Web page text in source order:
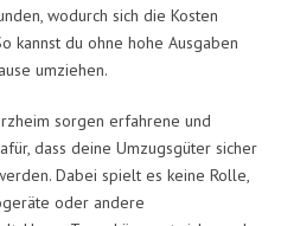
wodurch sich die Kosten
kannst du ohne hohe Ausgaben
umziehen.
sorgen erfahrene und
dass deine Umzugsgüter sicher
Dabei spielt es keine Rolle,
oder andere